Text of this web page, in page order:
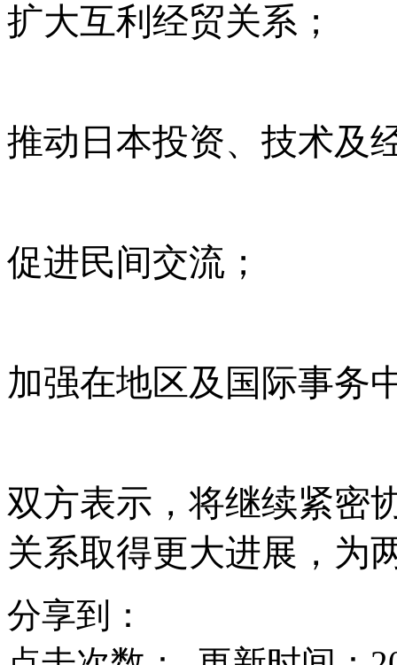
扩大互利经贸关系；
推动日本投资、技术及
促进民间交流；
加强在地区及国际事务
双方表示，将继续紧密
关系取得更大进展，为
分享到：